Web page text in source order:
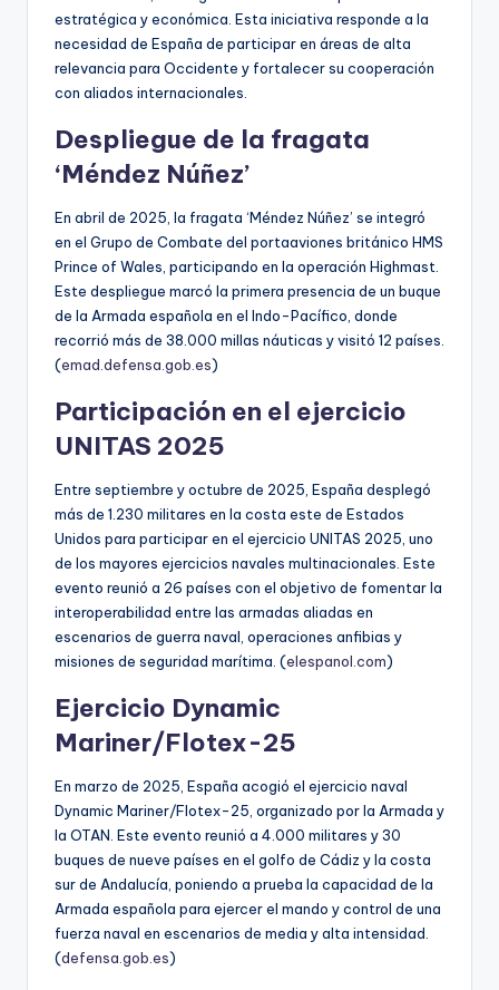
estratégica y económica. Esta iniciativa responde a la
necesidad de España de participar en áreas de alta
relevancia para Occidente y fortalecer su cooperación
con aliados internacionales.
Despliegue de la fragata
‘Méndez Núñez’
En abril de 2025, la fragata ‘Méndez Núñez’ se integró
en el Grupo de Combate del portaaviones británico HMS
Prince of Wales, participando en la operación Highmast.
Este despliegue marcó la primera presencia de un buque
de la Armada española en el Indo-Pacífico, donde
recorrió más de 38.000 millas náuticas y visitó 12 países.
(emad.defensa.gob.es)
Participación en el ejercicio
UNITAS 2025
Entre septiembre y octubre de 2025, España desplegó
más de 1.230 militares en la costa este de Estados
Unidos para participar en el ejercicio UNITAS 2025, uno
de los mayores ejercicios navales multinacionales. Este
evento reunió a 26 países con el objetivo de fomentar la
interoperabilidad entre las armadas aliadas en
escenarios de guerra naval, operaciones anfibias y
misiones de seguridad marítima. (elespanol.com)
Ejercicio Dynamic
Mariner/Flotex-25
En marzo de 2025, España acogió el ejercicio naval
Dynamic Mariner/Flotex-25, organizado por la Armada y
la OTAN. Este evento reunió a 4.000 militares y 30
buques de nueve países en el golfo de Cádiz y la costa
sur de Andalucía, poniendo a prueba la capacidad de la
Armada española para ejercer el mando y control de una
fuerza naval en escenarios de media y alta intensidad.
(defensa.gob.es)